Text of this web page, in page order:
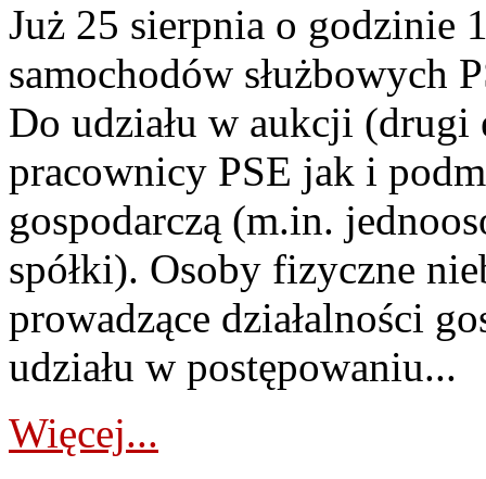
Już 25 sierpnia o godzinie
samochodów służbowych
Do udziału w aukcji (drugi
pracownicy PSE jak i
gospodarczą (m.in.
spółki). Osoby fizyczne
prowadzące działalności
udziału w postępowaniu...
Więcej...